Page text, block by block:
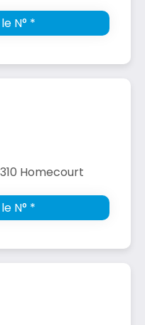
N° *
Homecourt
N° *